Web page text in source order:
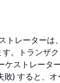
トレーターは
。トランザ
ストレータ
) すると、